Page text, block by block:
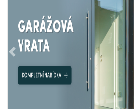
Předchozí